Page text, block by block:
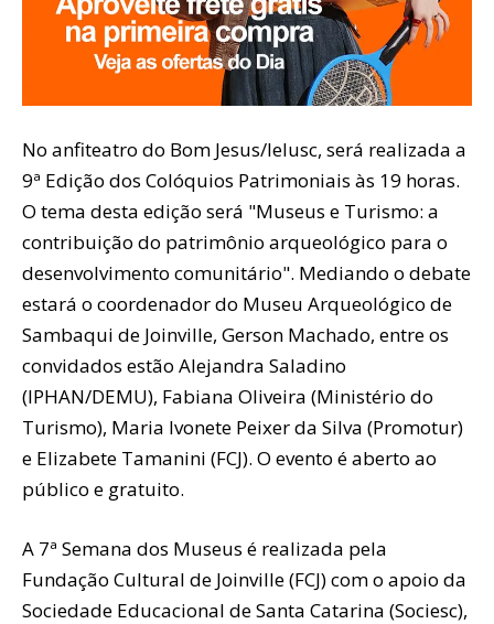
No anfiteatro do Bom Jesus/Ielusc, será realizada a
9ª Edição dos Colóquios Patrimoniais às 19 horas.
O tema desta edição será "Museus e Turismo: a
contribuição do patrimônio arqueológico para o
desenvolvimento comunitário". Mediando o debate
estará o coordenador do Museu Arqueológico de
Sambaqui de Joinville, Gerson Machado, entre os
convidados estão Alejandra Saladino
(IPHAN/DEMU), Fabiana Oliveira (Ministério do
Turismo), Maria Ivonete Peixer da Silva (Promotur)
e Elizabete Tamanini (FCJ). O evento é aberto ao
público e gratuito.
A 7ª Semana dos Museus é realizada pela
Fundação Cultural de Joinville (FCJ) com o apoio da
Sociedade Educacional de Santa Catarina (Sociesc),